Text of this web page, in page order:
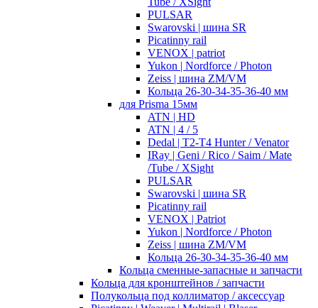
PULSAR
Swarovski | шина SR
Picatinny rail
VENOX | patriot
Yukon | Nordforce / Photon
Zeiss | шина ZM/VM
Кольца 26-30-34-35-36-40 мм
для Prisma 15мм
ATN | HD
ATN | 4 / 5
Dedal | T2-T4 Hunter / Venator
IRay | Geni / Rico / Saim / Mate
/Tube / XSight
PULSAR
Swarovski | шина SR
Picatinny rail
VENOX | Patriot
Yukon | Nordforce / Photon
Zeiss | шина ZM/VM
Кольца 26-30-34-35-36-40 мм
Кольца сменные-запасные и запчасти
Кольца для кронштейнов / запчасти
Полукольца под коллиматор / аксессуар